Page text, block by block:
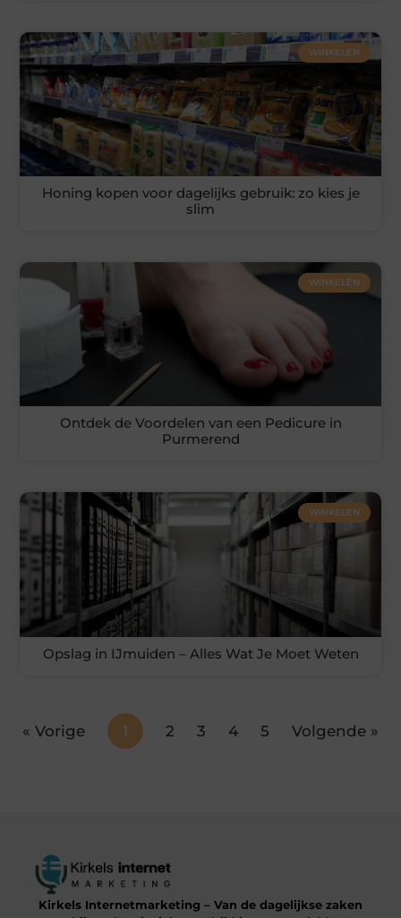
WINKELEN
Honing kopen voor dagelijks gebruik: zo kies je
slim
WINKELEN
Ontdek de Voordelen van een Pedicure in
Purmerend
WINKELEN
Opslag in IJmuiden – Alles Wat Je Moet Weten
« Vorige 1 2 3 4 5 Volgende »
Kirkels Internetmarketing – Van de dagelijkse zaken